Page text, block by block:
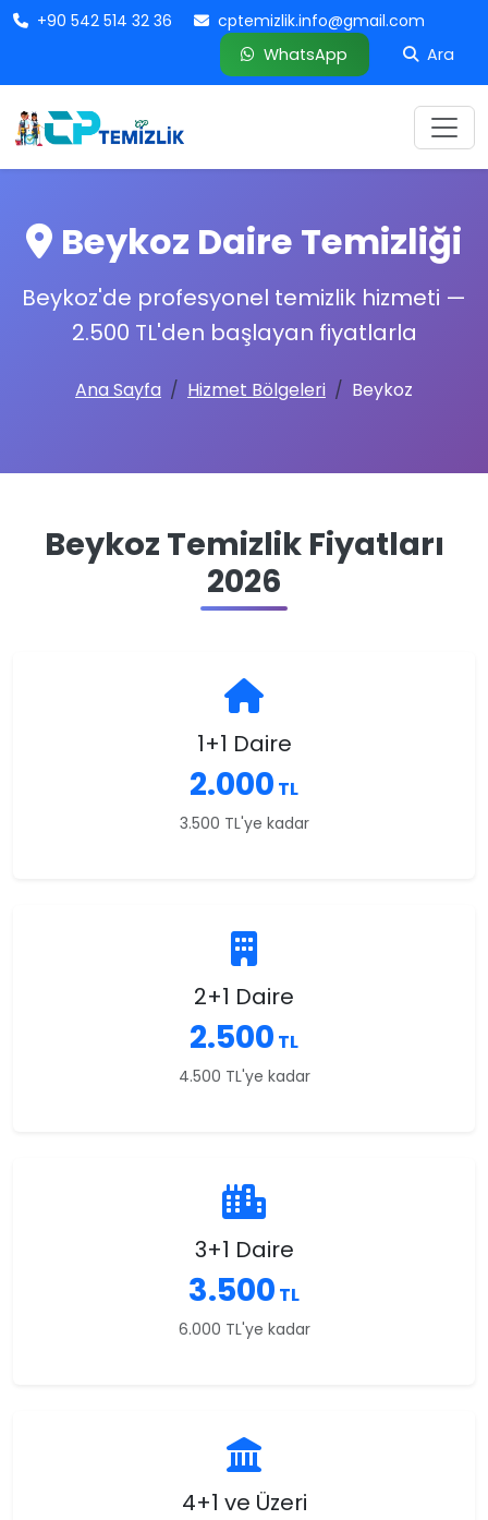
+90 542 514 32 36
cptemizlik.info@gmail.com
WhatsApp
Ara
Beykoz Daire Temizliği
Beykoz'de profesyonel temizlik hizmeti —
2.500 TL'den başlayan fiyatlarla
Ana Sayfa Hizmet Bölgeleri Beykoz
Beykoz Temizlik Fiyatları
2026
1+1 Daire
2.000 TL
3.500 TL'ye kadar
2+1 Daire
2.500 TL
4.500 TL'ye kadar
3+1 Daire
3.500 TL
6.000 TL'ye kadar
4+1 ve Üzeri